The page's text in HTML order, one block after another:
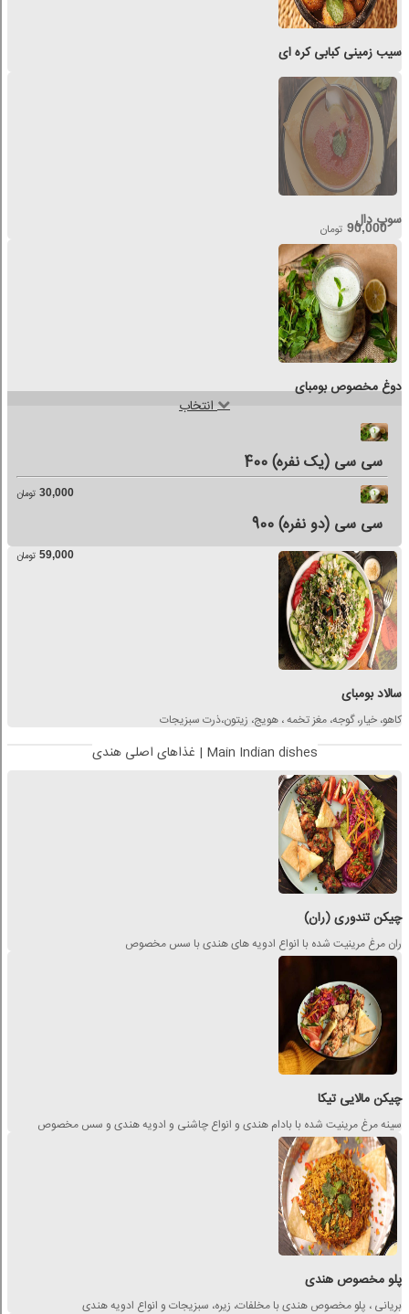
سیب زمینی کبابی کره ای
سوپ دال
90,000 تومان
دوغ مخصوص بومبای
انتخاب
400 سی سی (یک نفره)
30,000 تومان
900 سی سی (دو نفره)
59,000 تومان
سالاد بومبای
کاهو، خیار، گوجه، مغز تخمه ، هویج، زیتون،ذرت سبزیجات
غذاهای اصلی هندی | Main Indian dishes
چیکن تندوری (ران)
ران مرغ مرینیت شده با انواع ادویه های هندی با سس مخصوص
چیکن مالایی تیکا
سینه مرغ مرینیت شده با بادام هندی و انواع چاشنی و ادویه هندی و سس مخصوص
پلو مخصوص هندی
بریانی ، پلو مخصوص هندی با مخلفات، زیره، سبزیجات و انواع ادویه هندی